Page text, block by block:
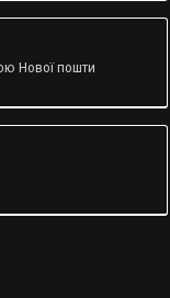
Нової пошти